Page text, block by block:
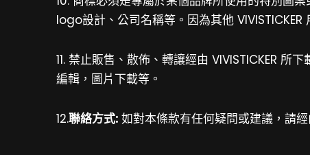
logo設計、公司名稱等。因為其他
11. 禁止販售、散佈、轉讓經由 VIVISTICKER 所下
編輯，圖片下載等。
12.聯絡方式: 如對本條款有任何疑問或建議，請